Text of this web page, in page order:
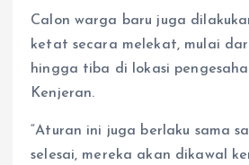
Calon warga baru juga
ketat secara melekat, mulai
hingga tiba di lokasi
Kenjeran.
“Aturan ini juga berlaku sama
selesai, mereka akan dikawal